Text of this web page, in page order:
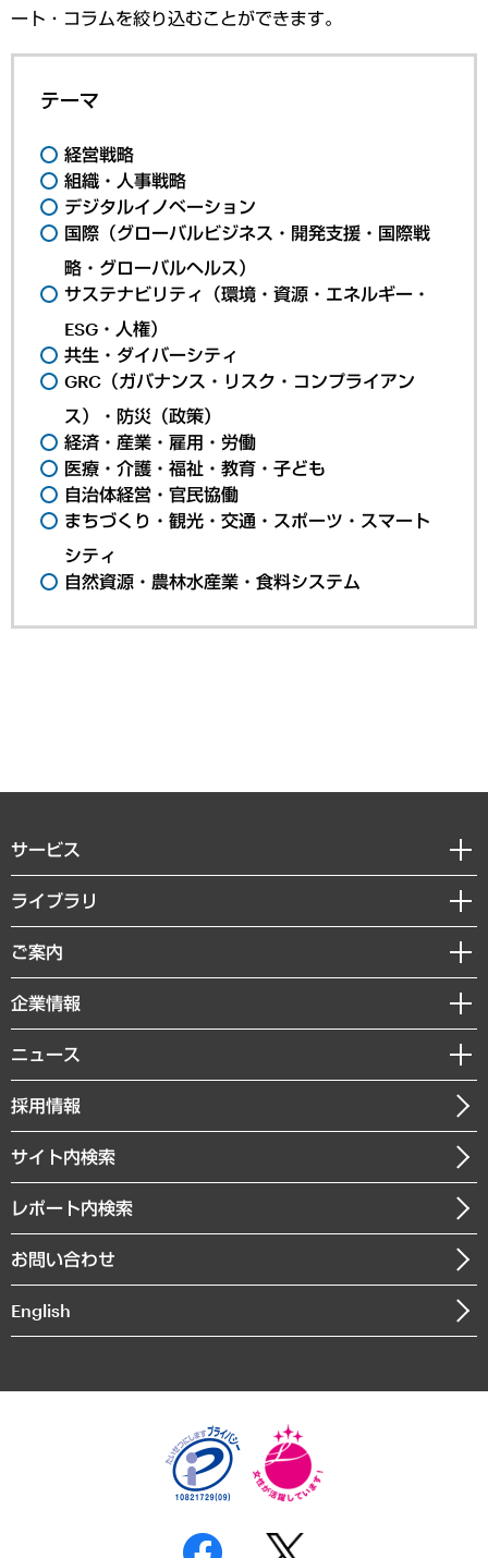
ート・コラムを絞り込むことができます。
テーマ
経営戦略
組織・人事戦略
デジタルイノベーション
国際（グローバルビジネス・開発支援・国際戦
略・グローバルヘルス）
サステナビリティ（環境・資源・エネルギー・
ESG・人権）
共生・ダイバーシティ
GRC（ガバナンス・リスク・コンプライアン
ス）・防災（政策）
経済・産業・雇用・労働
医療・介護・福祉・教育・子ども
自治体経営・官民協働
まちづくり・観光・交通・スポーツ・スマート
シティ
自然資源・農林水産業・食料システム
サービス
経営戦略
組織・人事戦略
デジタルイノベーション
共生・ダイバーシティ
GRC（ガバナンス・リスク・コンプライアンス）・防災（政策）
経済・産業・雇用・労働
まちづくり・観光・交通・スポーツ・スマートシティ
自然資源・農林水産業・食料システム
ライブラリ
経済調査
レポート
コラム
経営用語集
受託・受注実績（官公庁関連）
メディア掲載・出演
ご案内
セミナー・イベント情報
MUFGビジネスセミナー
受託案件情報
企業情報
私たちの想い
社長メッセージ
会社概要
沿革
組織図・本部部室紹介
インドネシア現地法人
個人情報保護方針
反社会的勢力に対する基本方針
ニュース
ニュースリリース
お知らせ
採用情報
サイト内検索
レポート内検索
お問い合わせ
English